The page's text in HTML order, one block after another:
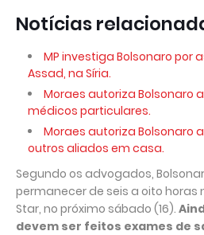
Notícias
MP investiga Bolsonaro por
Assad, na Síria.
Moraes autoriza Bolsonaro
médicos particulares.
Moraes autoriza Bolsonaro
outros aliados em casa.
Segundo os advogados,
permanecer de seis a oito horas
Star, no próximo sábado (16).
devem ser feitos exames de